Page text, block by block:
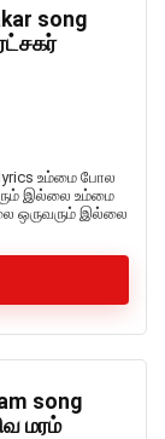
song
உம்மை போல
இல்லை உம்மை
ஒருவரும் இல்லை
song
மரம்